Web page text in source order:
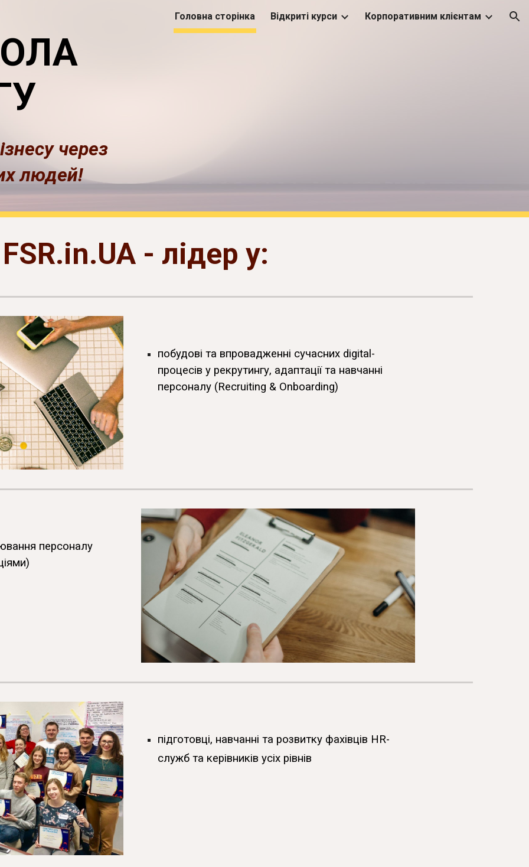
Skip to navigation
Головна сторінка Відкриті курси Корпоративним клієнтам
через
людей!
FSR.in.UA - лідер у:
побудові та впровадженні сучасних digital-
процесів у рекрутингу, адаптації та навчанні
персоналу (Recruiting & Onboarding)
персоналу
підготовці, навчанні та розвитку фахівців HR-
служб та керівників усіх рівнів